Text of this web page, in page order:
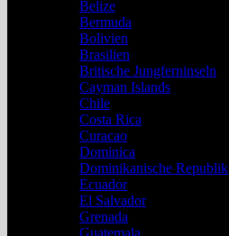
Belize
Bermuda
Bolivien
Brasilien
Britische Jungferninseln
Cayman Islands
Chile
Costa Rica
Curacao
Dominica
Dominikanische Republik
Ecuador
El Salvador
Grenada
Guatemala